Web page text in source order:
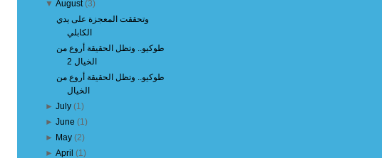
▼August(3)
وتحققت المعجزة على يدي
الكابلي
طوكيو.. وتظل الحقيقة أروع من
الخيال 2
طوكيو.. وتظل الحقيقة أروع من
الخيال
►July (1)
►June (1)
► May (2)
►April (1)